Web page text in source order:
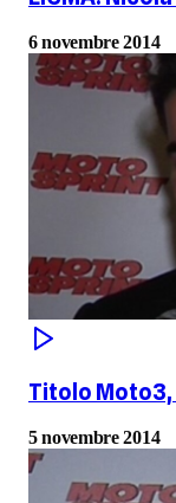
6 novembre 2014
Titolo Moto3,
5 novembre 2014